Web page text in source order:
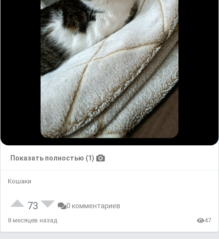
Показать полностью (1)
Кошаки
73 0 комментариев
8 месяцев назад 47